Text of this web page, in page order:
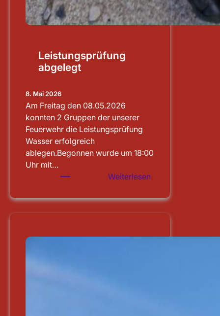
Leistungsprüfung
abgelegt
8. Mai 2026
Am Freitag den 08.05.2026
konnten 2 Gruppen der unserer
Feuerwehr die Leistungsprüfung
Wasser erfolgreich
ablegen.Begonnen wurde um 18:00
Uhr mit…
Weiterlesen
abgelegt